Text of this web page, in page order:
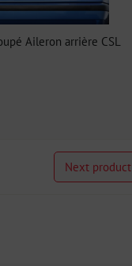
Aileron arrière CSL
Next product